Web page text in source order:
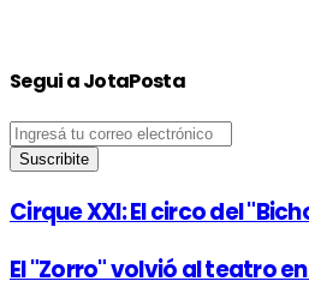
Segui a JotaPosta
Ingresá
tu
correo
Cirque XXI: El circo del
El "Zorro" volvió al teatro